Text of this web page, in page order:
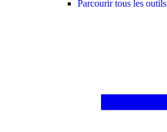
Parcourir tous les outils